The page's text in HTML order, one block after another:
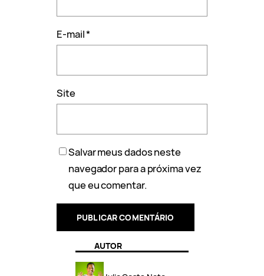
E-mail*
Site
Salvar meus dados neste
navegador para a próxima vez
que eu comentar.
AUTOR